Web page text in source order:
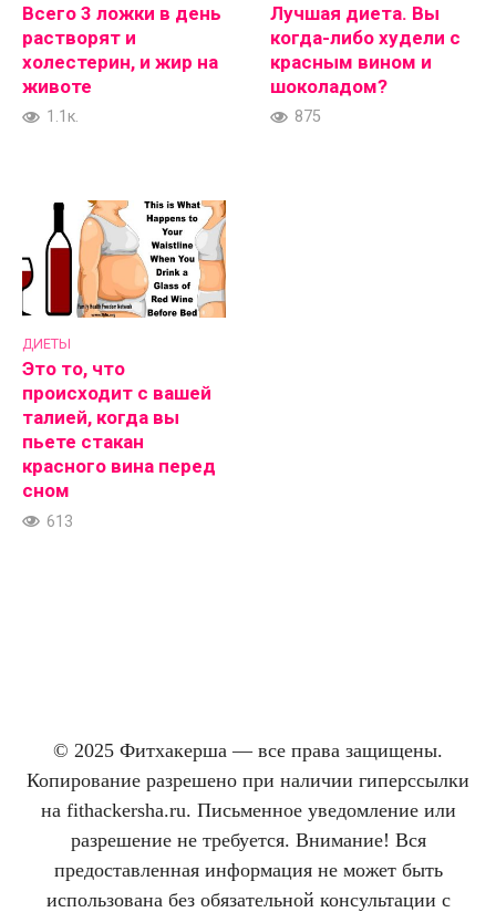
Всего 3 ложки в день
растворят и
холестерин, и жир на
животе
1.1к.
Лучшая диета. Вы
когда-либо худели с
красным вином и
шоколадом?
875
ДИЕТЫ
Это то, что
происходит с вашей
талией, когда вы
пьете стакан
красного вина перед
сном
613
© 2025 Фитхакерша — все права защищены.
Копирование разрешено при наличии гиперссылки
на fithackersha.ru. Письменное уведомление или
разрешение не требуется. Внимание! Вся
предоставленная информация не может быть
использована без обязательной консультации с